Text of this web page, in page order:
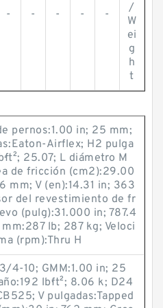
- - - - -
/
W
ei
g
h
t
pernos:1.00 in; 25 mm;
Airflex; H2 pulga
25.07; L diámetro M
de fricción (cm2):29.00
mm; V (en):14.31 in; 363
del revestimiento de fr
(pulg):31.000 in; 787.4
lb; 287 kg; Veloci
(rpm):Thru H
4-10; GMM:1.00 in; 25
lb·ft²; 8.06 k; D24
V pulgadas:Tapped